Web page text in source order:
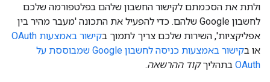
ולתת את הסכמתם לקישור החשבון שלהם בפלטפורמה שלכם
לחשבון Google שלהם. כדי להפעיל את התכונה 'מעבר מהיר בין
אפליקציות', השירות שלכם צריך לתמוך בקישור באמצעות OAuth
או ב
קישור באמצעות כניסה לחשבון Google שמבוססת על
OAuth בתהליךקוד ההרשאה.